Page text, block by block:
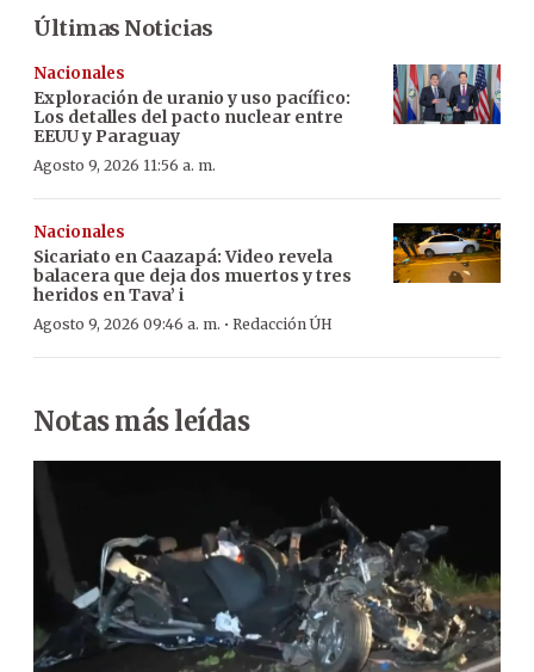
Últimas Noticias
Nacionales
Exploración de uranio y uso pacífico:
Los detalles del pacto nuclear entre
EEUU y Paraguay
Agosto 9, 2026 11:56 a. m.
Nacionales
Sicariato en Caazapá: Video revela
balacera que deja dos muertos y tres
heridos en Tava’ i
Agosto 9, 2026 09:46 a. m. · Redacción ÚH
Notas más leídas